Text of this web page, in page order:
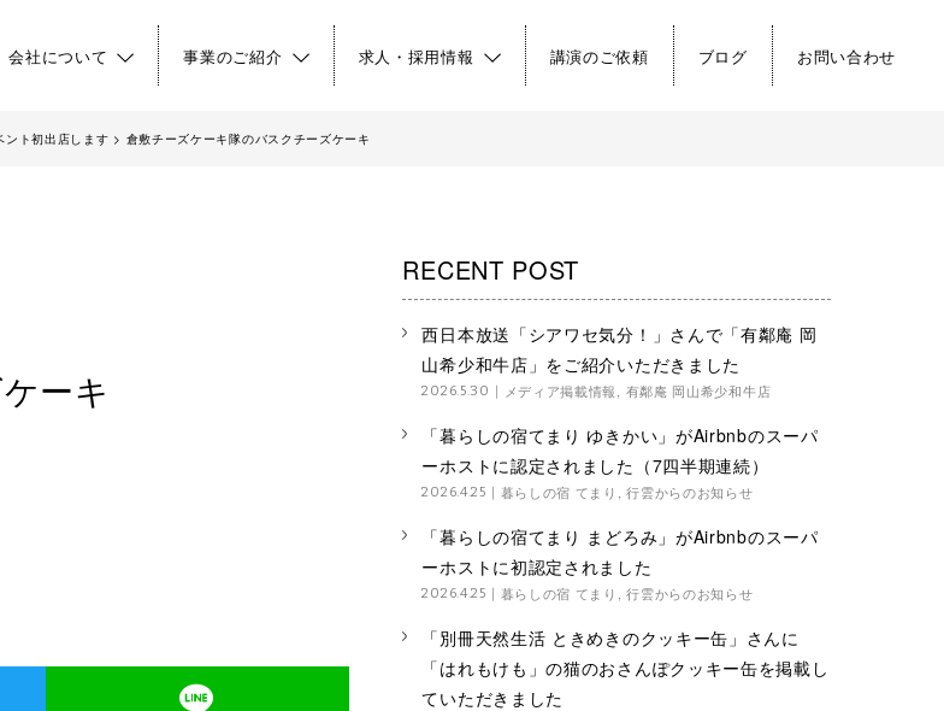
会社について 事業のご紹介 求人・採用情報 講演のご依頼 ブログ お問い合わせ
ント初出店します > 倉敷チーズケーキ隊のバスクチーズケーキ
ーキ
RECENT POST
西日本放送「シアワセ気分！」さんで「有鄰庵 岡
山希少和牛店」をご紹介いただきました
2026.5.30 メディア掲載情報 有鄰庵 岡山希少和牛店
「暮らしの宿てまり ゆきかい」がAirbnbのスーパ
ーホストに認定されました（7四半期連続）
2026.4.25 暮らしの宿 てまり ,行雲からのお知らせ
「暮らしの宿てまり まどろみ」がAirbnbのスーパ
ーホストに初認定されました
2026.4.25 暮らしの宿 てまり ,行雲からのお知らせ
「別冊天然生活 ときめきのクッキー缶」さんに
「はれもけも」の猫のおさんぽクッキー缶を掲載し
ていただきました